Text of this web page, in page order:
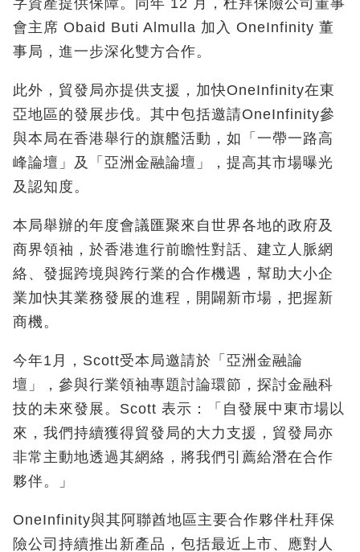
字資產提供保障。同年 12 月，杜拜保險公司董事
會主席 Obaid Buti Almulla 加入 OneInfinity 董
事局，進一步深化雙方合作。
此外，貿發局亦提供支援，加快OneInfinity在東
亞地區的發展步伐。其中包括邀請OneInfinity參
與本局在香港舉行的旗艦活動，如「一帶一路高
峰論壇」及「亞洲金融論壇」，提高其市場曝光
及認知度。
本局舉辦的年度會議匯聚來自世界各地的政府及
商界領袖，於香港進行前瞻性對話、建立人脈網
絡、發掘跨境與跨行業的合作機遇，幫助大小企
業加快其業務發展的進程，開闢新市場，把握新
商機。
今年1月，Scott受本局邀請於「亞洲金融論
壇」，參與行業領袖專題討論環節，探討金融科
技的未來發展。Scott 表示：「自發展中東市場以
來，我們持續獲得貿發局的大力支援，貿發局亦
非常主動地透過其網絡，將我們引薦給潛在合作
夥伴。」
OneInfinity與其阿聯酋地區主要合作夥伴杜拜保
險公司持續推出新產品，包括最近上市、應對人